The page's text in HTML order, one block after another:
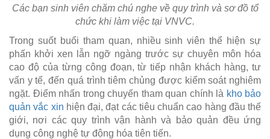
Các bạn sinh viên chăm chú nghe về quy trình và sơ đồ tổ
chức khi làm việc tại VNVC.
Trong suốt buổi tham quan, nhiều sinh viên thể hiện sự
phấn khởi xen lẫn ngỡ ngàng trước sự chuyên môn hóa
cao độ của từng công đoạn, từ tiếp nhận khách hàng, tư
vấn y tế, đến quá trình tiêm chủng được kiểm soát nghiêm
ngặt. Điểm nhấn trong chuyến tham quan chính là kho bảo
quản vắc xin hiện đại, đạt các tiêu chuẩn cao hàng đầu thế
giới, nơi các quy trình vận hành và bảo quản đều ứng
dụng công nghệ tự động hóa tiên tiến.